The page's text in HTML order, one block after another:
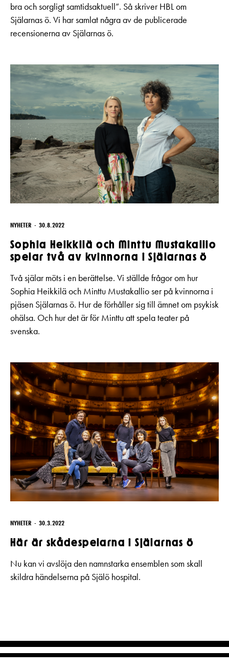
bra och sorgligt samtidsaktuell”. Så skriver HBL om
Själarnas ö. Vi har samlat några av de publicerade
recensionerna av Själarnas ö.
NYHETER 30.8.2022
Sophia Heikkilä och Minttu Mustakallio
spelar två av kvinnorna i Själarnas ö
Två själar möts i en berättelse. Vi ställde frågor om hur
Sophia Heikkilä och Minttu Mustakallio ser på kvinnorna i
pjäsen Själarnas ö. Hur de förhåller sig till ämnet om psykisk
ohälsa. Och hur det är för Minttu att spela teater på
svenska.
NYHETER 30.3.2022
Här är skådespelarna i Själarnas ö
Nu kan vi avslöja den namnstarka ensemblen som skall
skildra händelserna på Själö hospital.